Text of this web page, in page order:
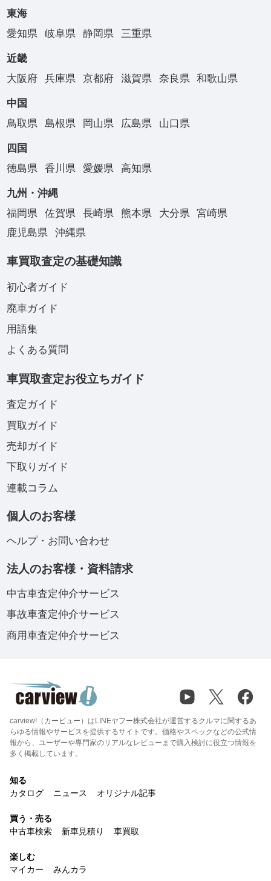
東海
愛知県
岐阜県 静岡県 三重県
近畿
大阪府
兵庫県 京都府 滋賀県 奈良県 和歌山県
中国
鳥取県
島根県 岡山県 広島県 山口県
四国
徳島県
香川県 愛媛県 高知県
九州・沖縄
福岡県
佐賀県 長崎県 熊本県 大分県
宮崎県
鹿児島県
沖縄県
車買取査定の基礎知識
初心者ガイド
廃車ガイド
用語集
よくある質問
車買取査定お役立ちガイド
査定ガイド
買取ガイド
売却ガイド
下取りガイド
連載コラム
個人のお客様
ヘルプ・お問い合わせ
法人のお客様・資料請求
中古車査定仲介サービス
事故車査定仲介サービス
商用車査定仲介サービス
carview!（カービュー）はLINEヤフー株式会社が運営するクルマに関するあ
らゆる情報やサービスを提供するサイトです。価格やスペックなどの公式情
報から、ユーザーや専門家のリアルなレビューまで購入検討に役立つ情報を
多く掲載しています。
知る
カタログ
ニュース オリジナル記事
買う・売る
中古車検索
新車見積り 車買取
楽しむ
マイカー
みんカラ